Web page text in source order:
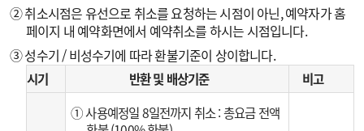
② 취소시점은 유선으로 취소를 요청하는 시점이 아닌, 예약자가 홈
페이지 내 예약화면에서 예약취소를 하시는 시점입니다.
③ 성수기 / 비성수기에 따라 환불기준이 상이합니다.
시기 반환 및 배상기준 비고
① 사용예정일 8일전까지 취소 : 총요금 전액